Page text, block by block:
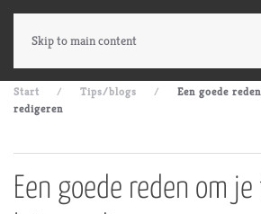
Skip to main content
Start Tips/blogs
Een goede
redigeren
Een goede reden om